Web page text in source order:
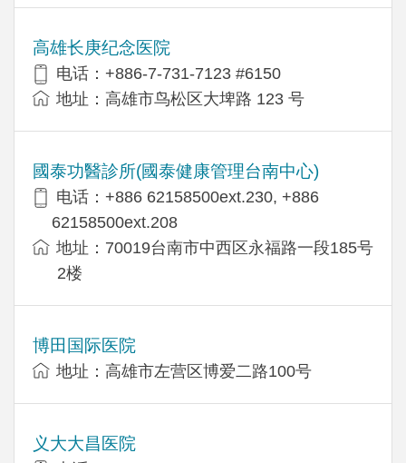
高雄长庚纪念医院
电话：+886-7-731-7123 #6150
地址：高雄市鸟松区大埤路 123 号
國泰功醫診所(國泰健康管理台南中心)
电话：+886 62158500ext.230, +886
62158500ext.208
地址：70019台南市中西区永福路一段185号
2楼
博田国际医院
地址：高雄市左营区博爱二路100号
义大大昌医院